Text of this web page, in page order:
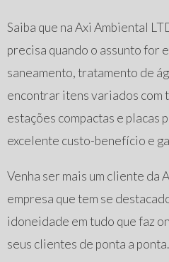
Saiba que na Axi Ambiental
precisa quando o assunto for
saneamento, tratamento de
encontrar itens variados com
estações compactas e placas
excelente custo-benefício e
Venha ser mais um cliente da
empresa que tem se
idoneidade em tudo que faz
seus clientes de ponta a ponta.